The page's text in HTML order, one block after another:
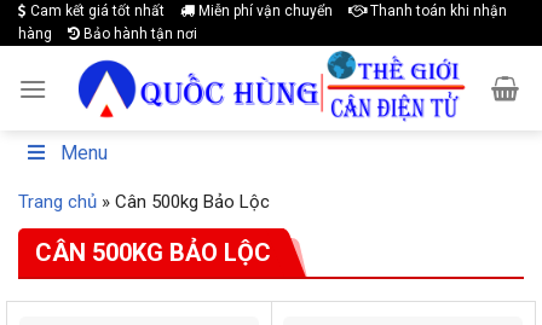
Skip
to
content
Cam kết giá tốt nhất Miễn phí vận chuyển
Thanh toán khi nhận
hàng
Bảo hành tận nơi
Menu
Trang chủ » Cân 500kg Bảo Lộc
CÂN 500KG BẢO LỘC